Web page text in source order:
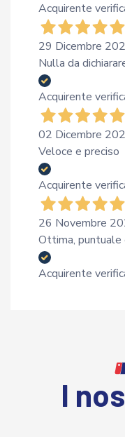
Acquirente
29 Dicembre
Nulla da
Acquirente
02 Dicembre
Veloce e preciso
Acquirente
26 Novembre
Ottima, puntuale
Acquirente
I